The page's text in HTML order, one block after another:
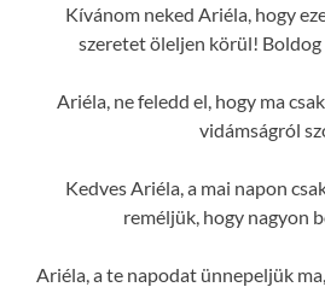
Kívánom neked Ariéla, hogy
szeretet öleljen körül!
Ariéla, ne feledd el, hogy ma
vidámságról
Kedves Ariéla, a mai napon
reméljük, hogy nagyon
Ariéla, a te napodat ünnepeljük